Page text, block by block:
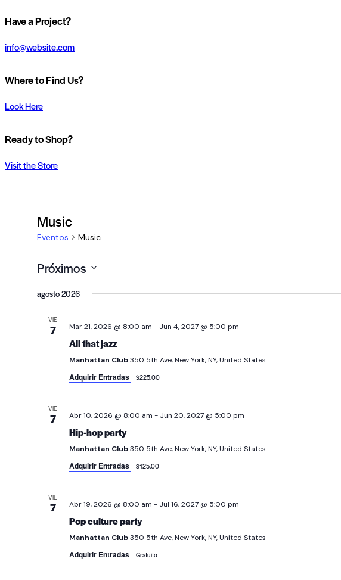
Have a Project?
info@website.com
Where to Find Us?
Look Here
Ready to Shop?
Visit the Store
Music
Eventos Music
Próximos
fecha.
agosto 2026
VIE
7 Mar 21, 2026 @ 8:00 am - Jun 4, 2027 @ 5:00 pm
All that jazz
Manhattan Club350 5th Ave, New York, NY, United States
Adquirir Entradas $225.00
VIE
7 Abr 10, 2026 @ 8:00 am - Jun 20, 2027 @ 5:00 pm
Hip-hop party
Manhattan Club350 5th Ave, New York, NY, United States
Adquirir Entradas $125.00
VIE
7 Abr 19, 2026 @ 8:00 am - Jul 16, 2027 @ 5:00 pm
Pop culture party
Manhattan Club350 5th Ave, New York, NY, United States
Adquirir Entradas Gratuito